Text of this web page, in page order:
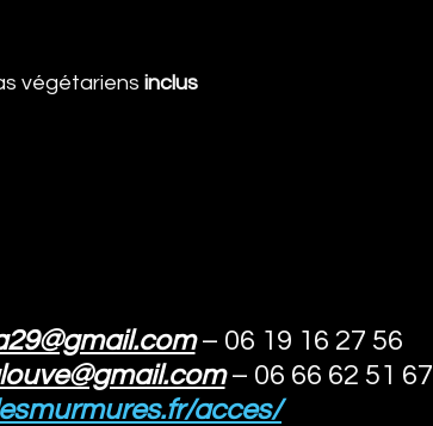
végétariens inclus
– 06 19 16 27 56
– 06 66 62 51 67
acces/